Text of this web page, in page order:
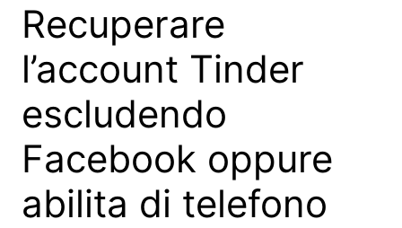
Recuperare
l’account Tinder
escludendo
Facebook oppure
abilita di telefono